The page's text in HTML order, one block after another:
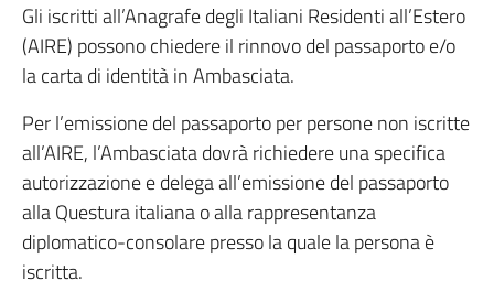
Gli iscritti all’Anagrafe degli Italiani Residenti all’Estero
(AIRE) possono chiedere il rinnovo del passaporto e/o
la carta di identità in Ambasciata.
Per l’emissione del passaporto per persone non iscritte
all’AIRE, l’Ambasciata dovrà richiedere una specifica
autorizzazione e delega all’emissione del passaporto
alla Questura italiana o alla rappresentanza
diplomatico-consolare presso la quale la persona è
iscritta.